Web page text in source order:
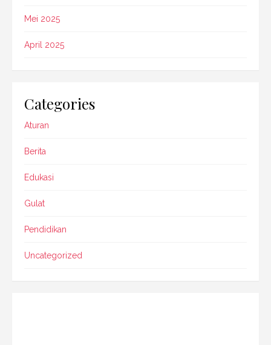
Mei 2025
April 2025
Categories
Aturan
Berita
Edukasi
Gulat
Pendidikan
Uncategorized